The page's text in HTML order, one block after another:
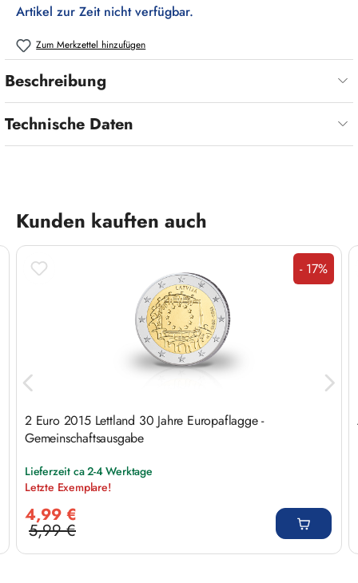
Artikel zur Zeit nicht verfügbar.
Zum Merkzettel hinzufügen
Beschreibung
Technische Daten
Produktgalerie überspringen
Kunden kauften auch
Rabatt
- 17%
2 Euro 2015 Lettland 30 Jahre Europaflagge -
Gemeinschaftsausgabe
Lieferzeit ca 2-4 Werktage
Letzte Exemplare!
4,99 €
Regulärer Preis:
5,99 €